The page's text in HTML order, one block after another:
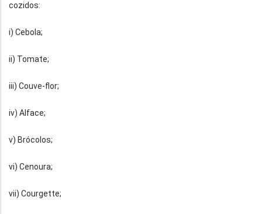
cozidos:
i) Cebola;
ii) Tomate;
iii) Couve-flor;
iv) Alface;
v) Brócolos;
vi) Cenoura;
vii) Courgette;